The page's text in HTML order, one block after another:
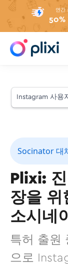
50%
연간
Socinator 대
Plixi:
장을 위
소시네
특허 출원
으로